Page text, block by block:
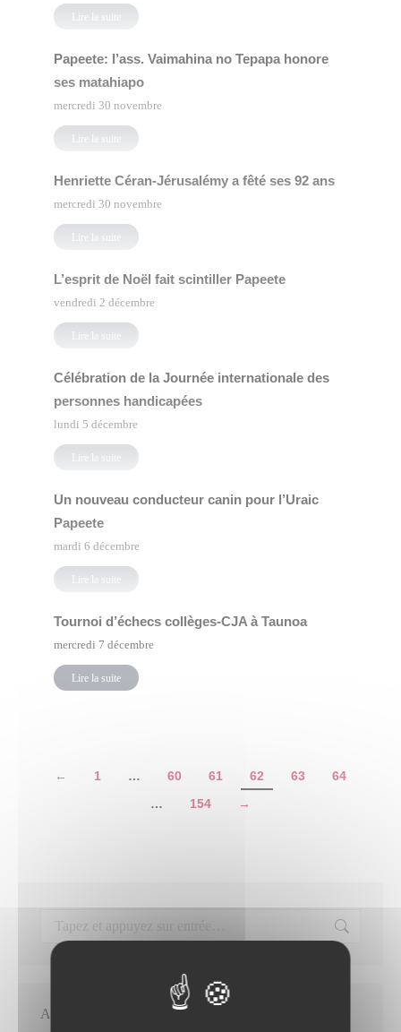
Lire la suite
Papeete: l’ass. Vaimahina no Tepapa honore
ses matahiapo
mercredi 30 novembre
Lire la suite
Henriette Céran-Jérusalémy a fêté ses 92 ans
mercredi 30 novembre
Lire la suite
L’esprit de Noël fait scintiller Papeete
vendredi 2 décembre
Lire la suite
Célébration de la Journée internationale des
personnes handicapées
lundi 5 décembre
Lire la suite
Un nouveau conducteur canin pour l’Uraic
Papeete
mardi 6 décembre
Lire la suite
Tournoi d’échecs collèges-CJA à Taunoa
mercredi 7 décembre
Lire la suite
← 1 … 60 61 62 63
64
…
154 →
Articles récents